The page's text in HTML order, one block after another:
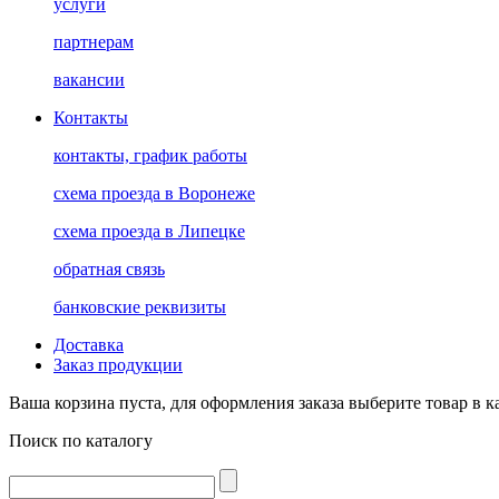
услуги
партнерам
вакансии
Контакты
контакты, график работы
схема проезда в Воронеже
схема проезда в Липецке
обратная связь
банковские реквизиты
Доставка
Заказ продукции
Ваша корзина пуста, для оформления заказа выберите товар в
Поиск по каталогу